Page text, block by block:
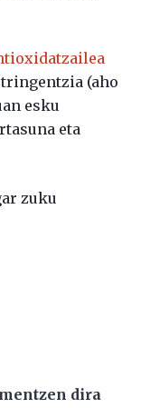
(aho
esku
eta
zuku
dira